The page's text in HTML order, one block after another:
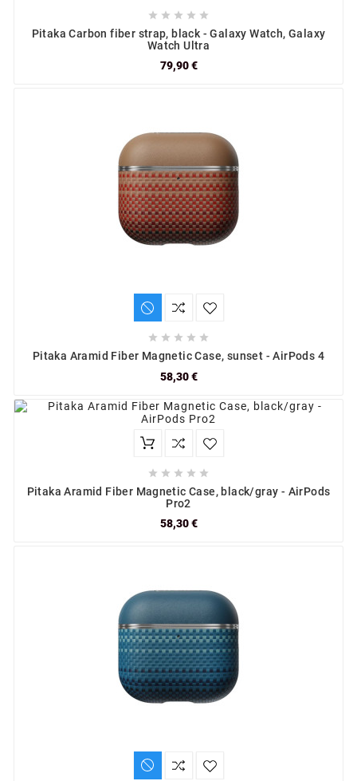
    
Pitaka Carbon fiber strap, black - Galaxy Watch, Galaxy
Watch Ultra
79,90 €
    
Pitaka Aramid Fiber Magnetic Case, sunset - AirPods 4
58,30 €
    
Pitaka Aramid Fiber Magnetic Case, black/gray - AirPods
Pro2
58,30 €